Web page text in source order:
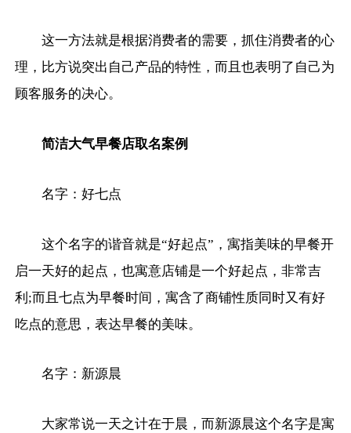
这一方法就是根据消费者的需要，抓住消费者的心
理，比方说突出自己产品的特性，而且也表明了自己为
顾客服务的决心。
简洁大气早餐店取名案例
名字：好七点
这个名字的谐音就是“好起点”，寓指美味的早餐开
启一天好的起点，也寓意店铺是一个好起点，非常吉
利;而且七点为早餐时间，寓含了商铺性质同时又有好
吃点的意思，表达早餐的美味。
名字：新源晨
大家常说一天之计在于晨，而新源晨这个名字是寓